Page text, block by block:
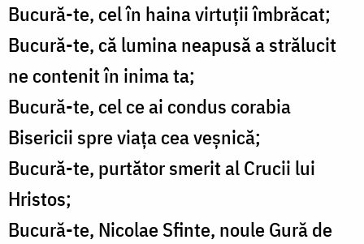
Bucură-te, cel în haina virtuţii îmbrăcat;
Bucură-te, că lumina neapusă a strălucit
ne contenit în inima ta;
Bucură-te, cel ce ai condus corabia
Bisericii spre viaţa cea veşnică;
Bucură-te, purtător smerit al Crucii lui
Hristos;
Bucură-te, Nicolae Sfinte, noule Gură de